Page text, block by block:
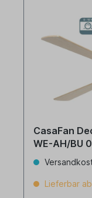
CasaFan
WE-AH/BU
Lieferbar